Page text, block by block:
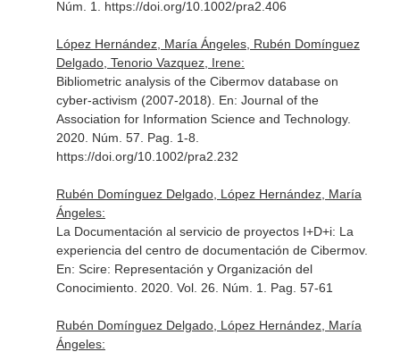
Núm. 1. https://doi.org/10.1002/pra2.406
López Hernández, María Ángeles, Rubén Domínguez
Delgado, Tenorio Vazquez, Irene:
Bibliometric analysis of the Cibermov database on
cyber-activism (2007-2018). En: Journal of the
Association for Information Science and Technology.
2020. Núm. 57. Pag. 1-8.
https://doi.org/10.1002/pra2.232
Rubén Domínguez Delgado, López Hernández, María
Ángeles:
La Documentación al servicio de proyectos I+D+i: La
experiencia del centro de documentación de Cibermov.
En: Scire: Representación y Organización del
Conocimiento. 2020. Vol. 26. Núm. 1. Pag. 57-61
Rubén Domínguez Delgado, López Hernández, María
Ángeles: